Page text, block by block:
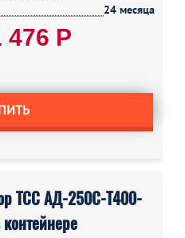
24 месяца
476 Р
ТСС АД-250С-Т400-